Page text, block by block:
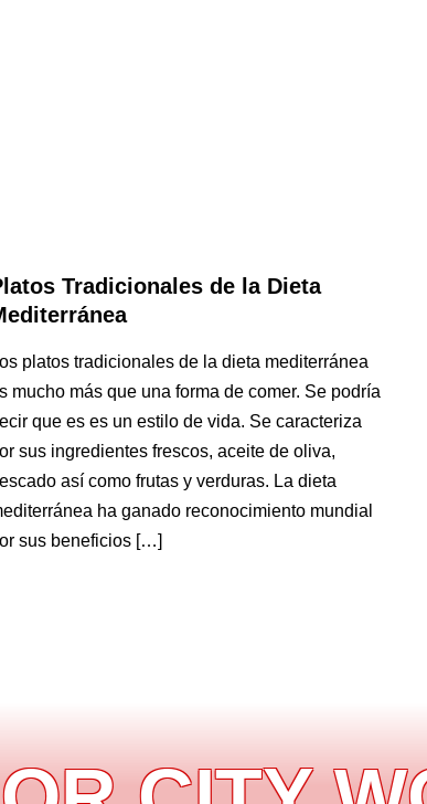
Tradicionales de la Dieta
platos tradicionales de la dieta mediterránea
mucho más que una forma de comer. Se podría
que es es un estilo de vida. Se caracteriza
sus ingredientes frescos, aceite de oliva,
así como frutas y verduras. La dieta
ha ganado reconocimiento mundial
sus beneficios […]